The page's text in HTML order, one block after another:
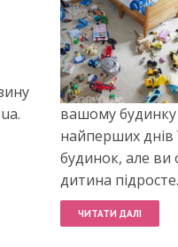
.
вашому будинку
найперших днів
будинок, але ви
дитина підросте.
ЧИТАТИ ДАЛІ